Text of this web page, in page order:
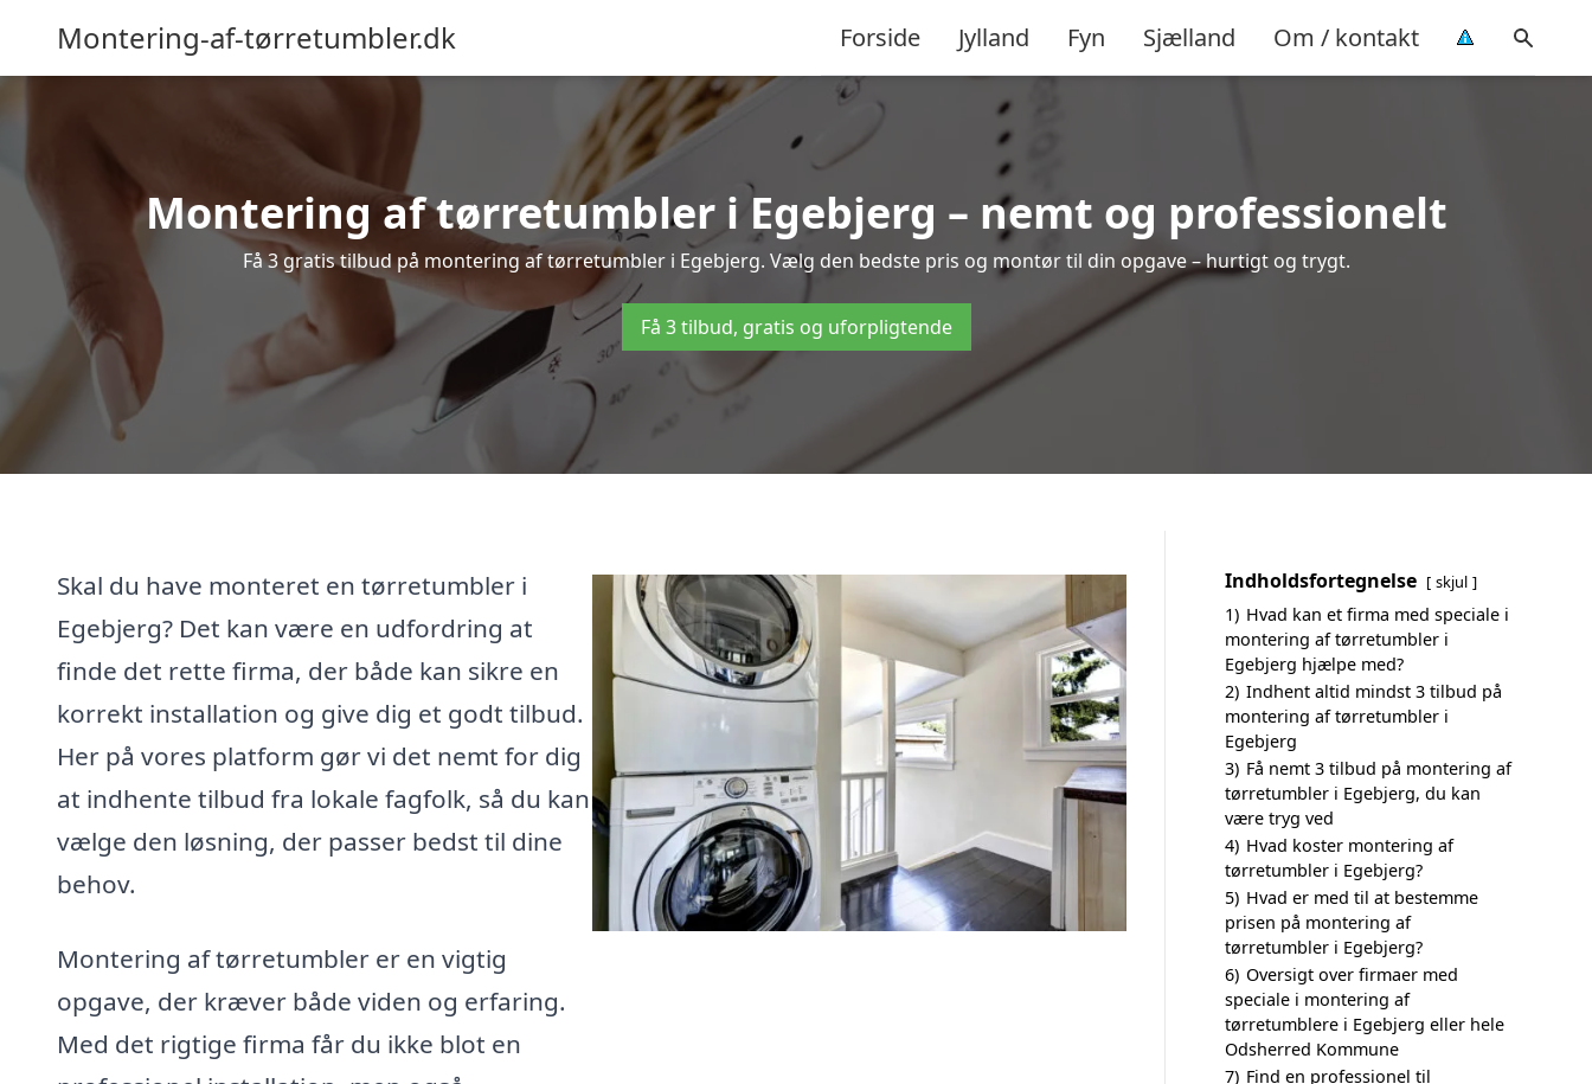
Montering-af-tørretumbler.dk Forside Jylland Fyn Sjælland Om / kontakt
Montering af tørretumbler i Egebjerg – nemt og professionelt
Få 3 gratis tilbud på montering af tørretumbler i Egebjerg. Vælg den bedste pris og montør til din opgave – hurtigt og trygt.
Få 3 tilbud, gratis og uforpligtende
Skal du have monteret en tørretumbler i
Egebjerg? Det kan være en udfordring at
finde det rette firma, der både kan sikre en
korrekt installation og give dig et godt tilbud.
Her på vores platform gør vi det nemt for dig
at indhente tilbud fra lokale fagfolk, så du kan
vælge den løsning, der passer bedst til dine
behov.
Montering af tørretumbler er en vigtig
opgave, der kræver både viden og erfaring.
Med det rigtige firma får du ikke blot en
Indholdsfortegnelse skjul
1) Hvad kan et firma med speciale i
montering af tørretumbler i
Egebjerg hjælpe med?
2) Indhent altid mindst 3 tilbud på
montering af tørretumbler i
Egebjerg
3) Få nemt 3 tilbud på montering af
tørretumbler i Egebjerg, du kan
være tryg ved
4) Hvad koster montering af
tørretumbler i Egebjerg?
5) Hvad er med til at bestemme
prisen på montering af
tørretumbler i Egebjerg?
6) Oversigt over firmaer med
speciale i montering af
tørretumblere i Egebjerg eller hele
Odsherred Kommune
7) Find en professionel til